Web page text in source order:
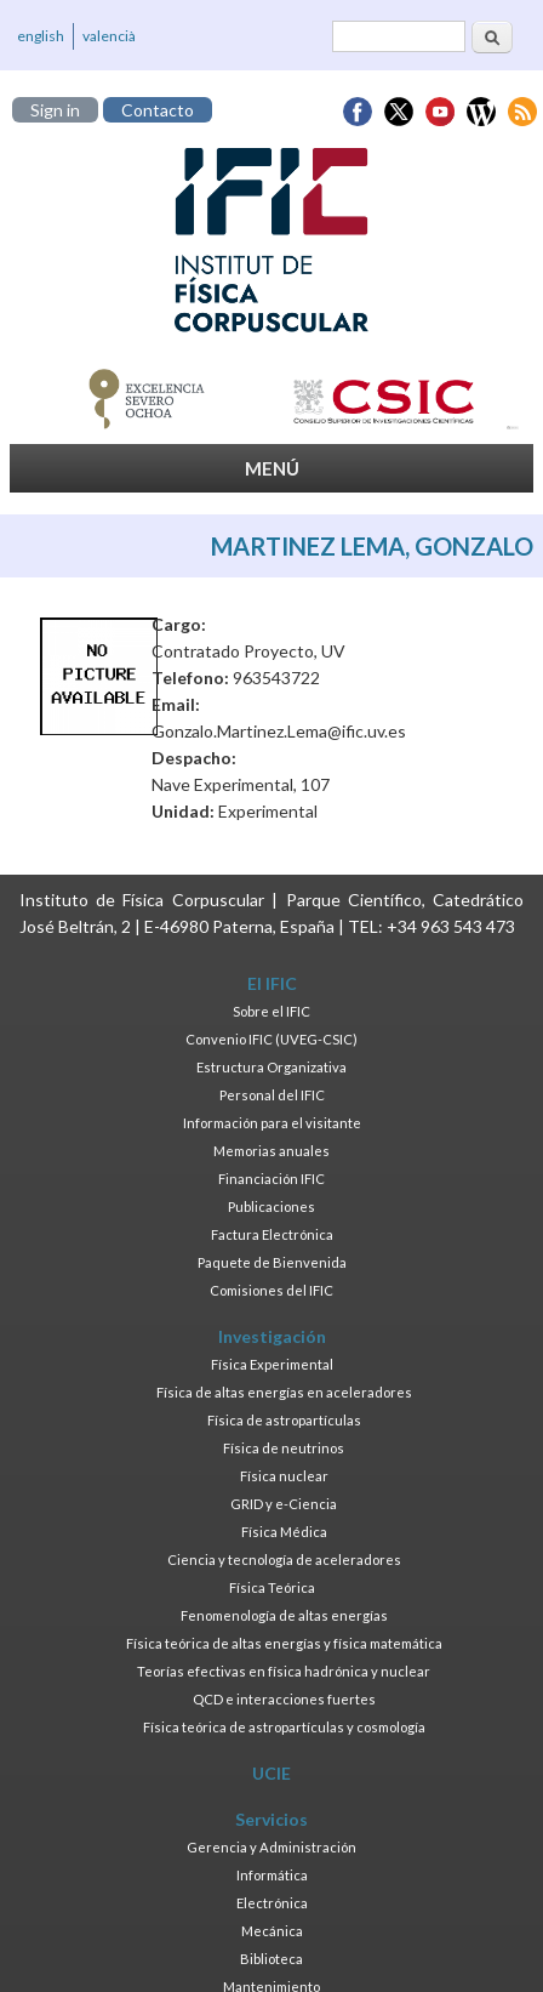
Formulario deBuscar
english valencià
Sign in Contacto
MENÚ
MARTINEZ LEMA, GONZALO
Cargo:
Contratado Proyecto, UV
Telefono: 963543722
Email:
Gonzalo.Martinez.Lema@ific.uv.es
Despacho:
Nave Experimental, 107
Unidad: Experimental
Instituto de Física Corpuscular | Parque Científico, Catedrático
José Beltrán, 2 | E-46980 Paterna, España | TEL: +34 963 543 473
El IFIC
Sobre el IFIC
Convenio IFIC (UVEG-CSIC)
Estructura Organizativa
Personal del IFIC
Información para el visitante
Memorias anuales
Financiación IFIC
Publicaciones
Factura Electrónica
Paquete de Bienvenida
Comisiones del IFIC
Investigación
Física Experimental
Física de altas energías en aceleradores
Física de astropartículas
Física de neutrinos
Física nuclear
GRID y e-Ciencia
Física Médica
Ciencia y tecnología de aceleradores
Física Teórica
Fenomenología de altas energías
Física teórica de altas energías y física matemática
Teorías efectivas en física hadrónica y nuclear
QCD e interacciones fuertes
Física teórica de astropartículas y cosmología
UCIE
Servicios
Gerencia y Administración
Informática
Electrónica
Mecánica
Biblioteca
Mantenimiento